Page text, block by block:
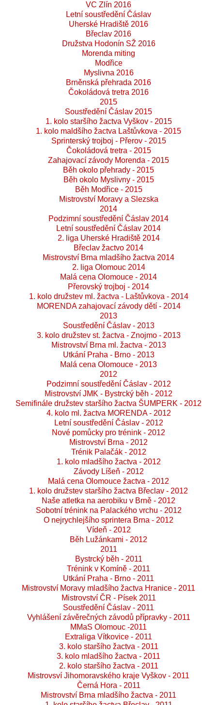
VC Zlín 2016
Letní soustředění Čáslav
Uherské Hradiště 2016
Břeclav 2016
Družstva Hodonín SŽ 2016
Morenda miting
Modřice
Myslivna 2016
Brněnská přehrada 2016
Čokoládová tretra 2016
2015
Soustředění Čáslav 2015
1. kolo staršího žactva Vyškov - 2015
1. kolo maldšího žactva Laštůvkova - 2015
Sprinterský trojboj - Přerov - 2015
Čokoládová tretra - 2015
Zahajovací závody Morenda - 2015
Běh okolo přehrady - 2015
Běh okolo Myslivny - 2015
Běh Modřice - 2015
Mistrovství Moravy a Slezska
2014
Podzimní soustředění Čáslav 2014
Letní soustředění Čáslav 2014
2. liga Uherské Hradiště 2014
Břeclav žactvo 2014
Mistrovství Brna mladšího žactva 2014
2. liga Olomouc 2014
Malá cena Olomouce - 2014
Přerovský trojboj - 2014
1. kolo družstev ml. žactva - Laštůvkova - 2014
MORENDA zahajovací závody dětí - 2014
2013
Soustředění Čáslav - 2013
3. kolo družstev st. žactva - Znojmo - 2013
Mistrovství Brna ml. žactva - 2013
Utkání Praha - Brno - 2013
Malá cena Olomouce - 2013
2012
Podzimní soustředění Čáslav - 2012
Mistrovství JMK - Bystrcký běh - 2012
Semifinále družstev staršího žactva ŠUMPERK - 2012
4. kolo ml. žactva MORENDA - 2012
Letní soustředění Čáslav - 2012
Nové pomůcky pro trénink - 2012
Mistrovství Brna - 2012
Trénik Palačák - 2012
1. kolo mladšího žactva - 2012
Závody Líšeň - 2012
Malá cena Olomouce žactva - 2012
1. kolo družstev staršího žactva Břeclav - 2012
Naše atletka na aerobiku v Brně - 2012
Sobotní trénink na Palackého vrchu - 2012
O nejrychlejšího sprintera Brna - 2012
Vídeň - 2012
Běh Lužánkami - 2012
2011
Bystrcký běh - 2011
Trénink v Komíně - 2011
Utkání Praha - Brno - 2011
Mistrovství Moravy mladšího žactva Hranice - 2011
Mistrovství ČR - Písek 2011
Soustředění Čáslav - 2011
Vyhlášení závěrečných závodů přípravky - 2011
MMaS Olomouc -2011
Extraliga Vítkovice - 2011
3. kolo staršího žactva - 2011
3. kolo mladšího žactva - 2011
2. kolo staršího žactva - 2011
Mistrovsví Jihomoravského kraje Vyškov - 2011
Černá Hora - 2011
Mistrovství Brna mladšího žactva - 2011